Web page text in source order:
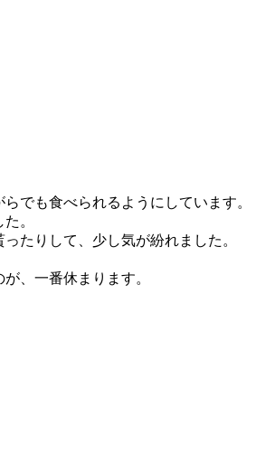
でも食べられるようにしています。
。
たりして、少し気が紛れました。
、一番休まります。